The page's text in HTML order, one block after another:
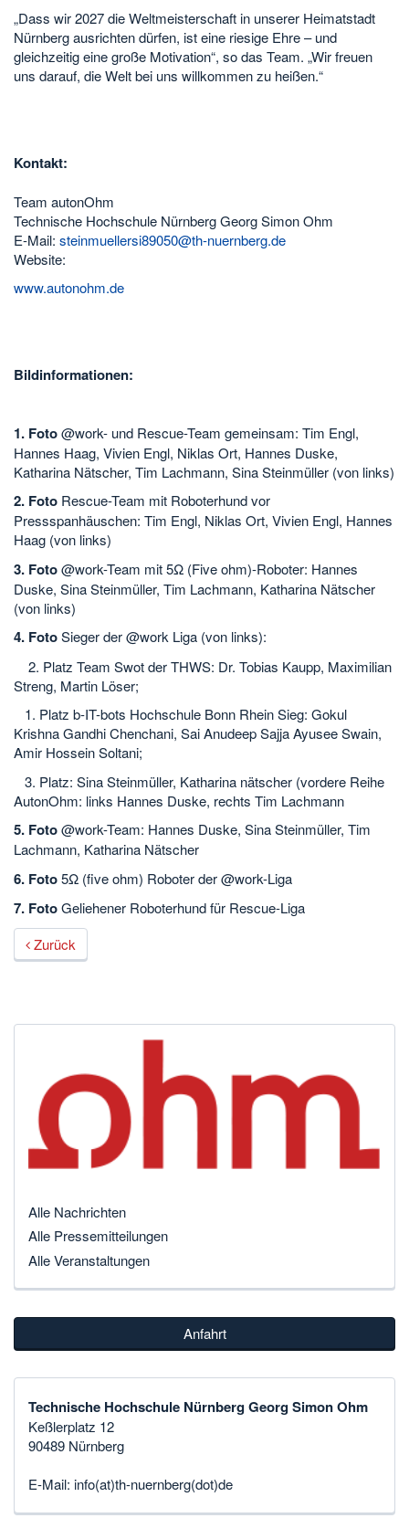
„Dass wir 2027 die Weltmeisterschaft in unserer Heimatstadt
Nürnberg ausrichten dürfen, ist eine riesige Ehre – und
gleichzeitig eine große Motivation“, so das Team. „Wir freuen
uns darauf, die Welt bei uns willkommen zu heißen.“
Kontakt:
Team autonOhm
Technische Hochschule Nürnberg Georg Simon Ohm
E-Mail: steinmuellersi89050@th-nuernberg.de
Website:
www.autonohm.de
Bildinformationen:
1. Foto@work- und Rescue-Team gemeinsam: Tim Engl,
Hannes Haag, Vivien Engl, Niklas Ort, Hannes Duske,
Katharina Nätscher, Tim Lachmann, Sina Steinmüller (von links)
2. Foto Rescue-Team mit Roboterhund vor
Pressspanhäuschen: Tim Engl, Niklas Ort, Vivien Engl, Hannes
Haag (von links)
3. Foto@work-Team mit 5Ω (Five ohm)-Roboter: Hannes
Duske, Sina Steinmüller, Tim Lachmann, Katharina Nätscher
(von links)
4. FotoSieger der @work Liga (von links):
2. Platz Team Swot der THWS: Dr. Tobias Kaupp, Maximilian
Streng, Martin Löser;
1. Platz b-IT-bots Hochschule Bonn Rhein Sieg: Gokul
Krishna Gandhi Chenchani, Sai Anudeep Sajja Ayusee Swain,
Amir Hossein Soltani;
3. Platz: Sina Steinmüller, Katharina nätscher (vordere Reihe
AutonOhm: links Hannes Duske, rechts Tim Lachmann
5. Foto@work-Team: Hannes Duske, Sina Steinmüller, Tim
Lachmann, Katharina Nätscher
6. Foto5Ω (five ohm) Roboter der @work-Liga
7. FotoGeliehener Roboterhund für Rescue-Liga
Zurück
Alle Nachrichten
Alle Pressemitteilungen
Alle Veranstaltungen
Anfahrt
Technische Hochschule Nürnberg Georg Simon Ohm
Keßlerplatz 12
90489 Nürnberg
E-Mail: info(at)th-nuernberg(dot)de